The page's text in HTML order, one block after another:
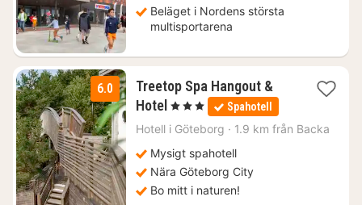
Beläget i Nordens största
multisportarena
6.0
Treetop Spa Hangout &
Hotel 1
natt
från
kr.
, 3 Stjärnor Spahotell
Hotell i Göteborg · 1.9 km från Backa
Mysigt spahotell
Nära Göteborg City
Bo mitt i naturen!